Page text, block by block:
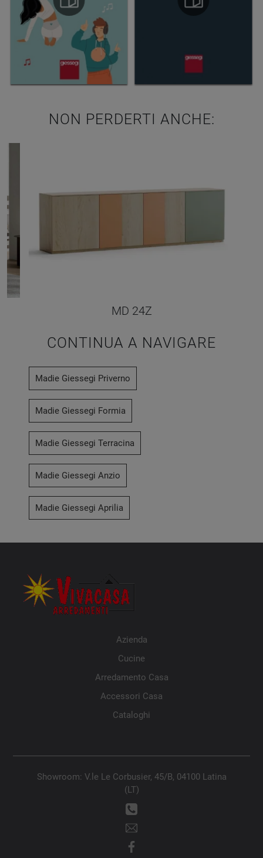
NON PERDERTI ANCHE:
MD 24Z
CONTINUA A NAVIGARE
Madie Giessegi Priverno
Madie Giessegi Formia
Madie Giessegi Terracina
Madie Giessegi Anzio
Madie Giessegi Aprilia
Azienda
Cucine
Arredamento Casa
Accessori Casa
Cataloghi
Showroom: V.le Le Corbusier, 45/B, 04100 Latina
(LT)